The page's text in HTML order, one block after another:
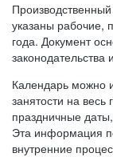
указаны рабочие,
года. Документ
законодательства
Календарь можно
занятости на
праздничные
Эта информация
внутренние